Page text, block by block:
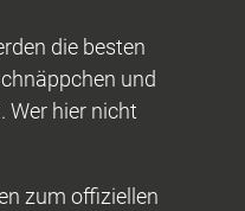
die besten
und
Wer hier nicht
zum offiziellen